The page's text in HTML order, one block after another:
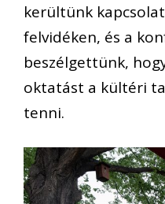
kerültünk
felvidéken, és a
beszélgettünk,
oktatást a kültéri
tenni.